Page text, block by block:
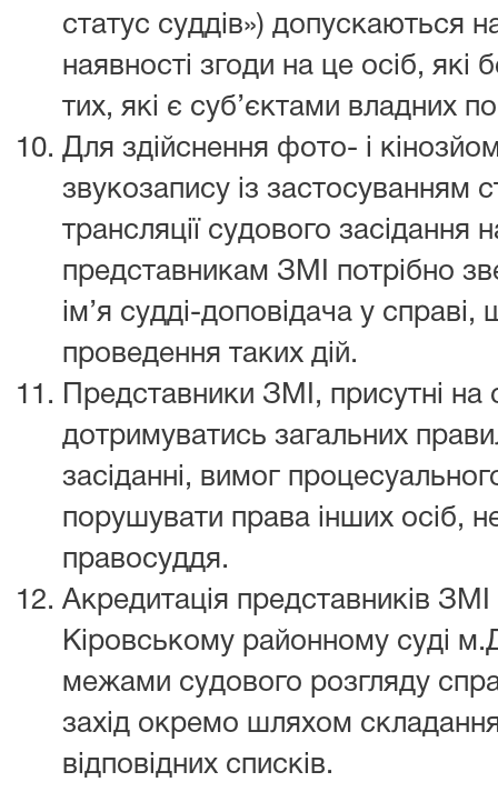
статус суддів») допускаються
наявності згоди на це осіб, які
тих, які є суб’єктами владних
Для здійснення фото- і
звукозапису із застосуванням
трансляції судового засідання
представникам ЗМІ потрібно
ім’я судді-доповідача у
проведення таких дій.
Представники ЗМІ, присутні
дотримуватись загальних
засіданні, вимог
порушувати права інших осіб,
правосуддя.
Акредитація представників ЗМІ
Кіровському районному суді
межами судового розгляду
захід окремо шляхом
відповідних списків.